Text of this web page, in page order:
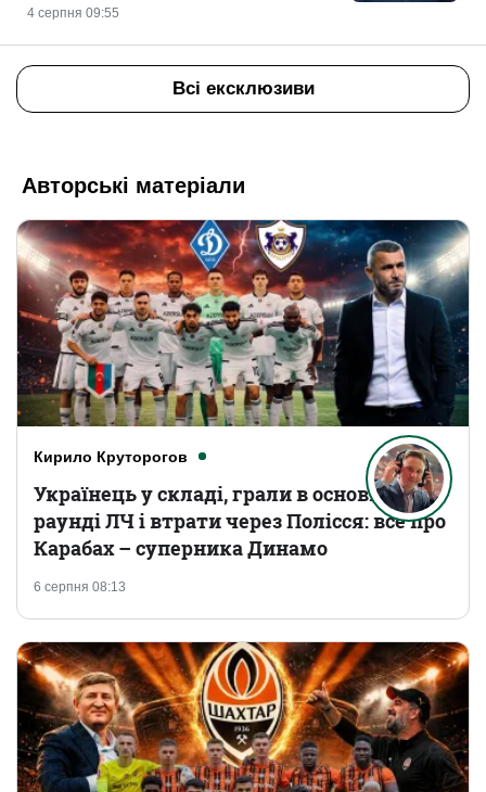
4 серпня 09:55
Всі ексклюзиви
Авторські матеріали
Кирило Круторогов
6 серпня 08:13
Українець у складі, грали в основному
раунді ЛЧ і втрати через Полісся: все про
Карабах – суперника Динамо